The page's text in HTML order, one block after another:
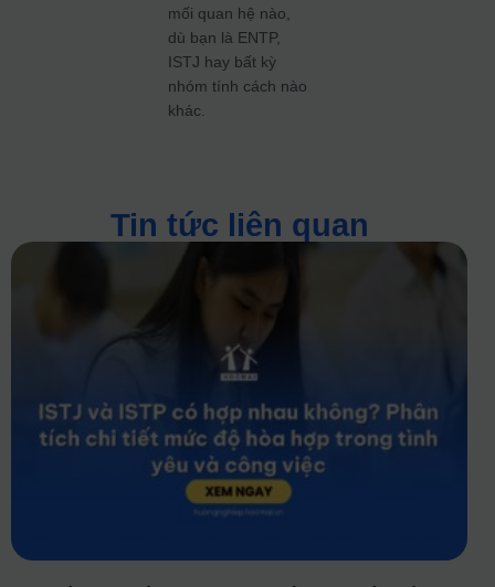
mối quan hệ nào,
dù bạn là ENTP,
ISTJ hay bất kỳ
nhóm tính cách nào
khác.
Tin tức liên quan